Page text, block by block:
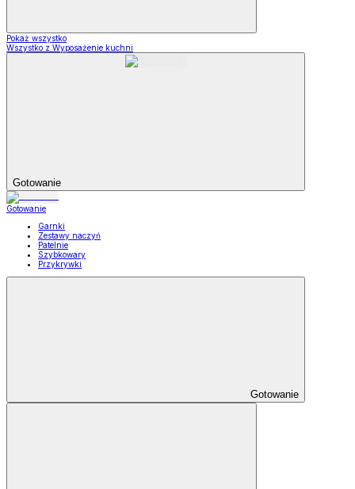
Pokaż wszystko
Wszystko z Wyposażenie kuchni
Gotowanie
Gotowanie
Garnki
Zestawy naczyń
Patelnie
Szybkowary
Przykrywki
Gotowanie